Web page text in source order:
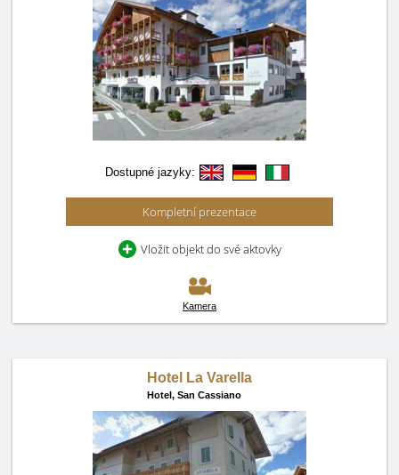
Dostupné jazyky:
Kompletní prezentace
Vložit objekt do své aktovky
Kamera
Hotel La Varella
Hotel, San Cassiano